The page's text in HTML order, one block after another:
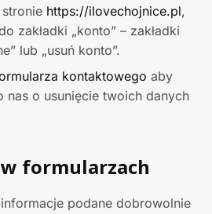
https://ilovechojnice.pl,
zakładki „konto” – zakładki
lub „usuń konto”.
kontaktowego aby
nas o usunięcie twoich danych
formularzach
podane dobrowolnie